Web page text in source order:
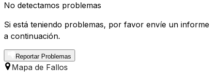
No detectamos problemas
Si está teniendo problemas, por favor envíe un informe
a continuación.
Reportar Problemas
Mapa de Fallos